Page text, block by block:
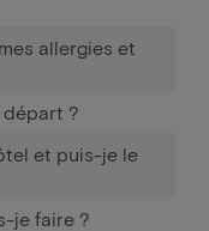
allergies et
départ ?
et puis-je le
je faire ?